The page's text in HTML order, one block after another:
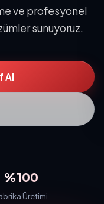
ve profesyonel
sunuyoruz.
Al
%100
Üretimi